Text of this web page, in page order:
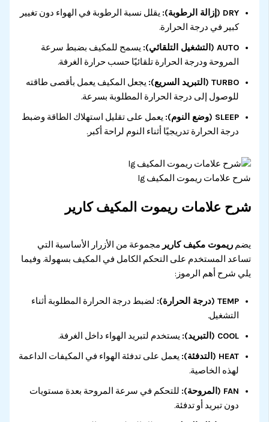
DRY (إزالة الرطوبة):
يقلل نسبة الرطوبة في الهواء دون تغيير
كبير في درجة الحرارة.
AUTO (التشغيل التلقائي):
يسمح للمكيف بضبط سرعة
المروحة ودرجة الحرارة تلقائيًا حسب حرارة الغرفة.
TURBO (التبريد السريع):
يجعل المكيف يعمل بأقصى طاقته
للوصول إلى درجة الحرارة المطلوبة بسرعة.
SLEEP (وضع النوم):
يعمل على تقليل استهلاك الطاقة وضبط
درجة الحرارة تدريجيًا أثناء النوم لراحة أكبر.
شرح علامات ريموت المكيف lg
شرح علامات ريموت المكيف كارير
يضمريموت مكيف كارير مجموعة من الأزرار الأساسية التي
تساعد المستخدم على التحكم الكامل في المكيف بسهولة. وفيما
يلي شرح أهم الرموز:
TEMP (درجة الحرارة):
لضبط درجة الحرارة المطلوبة أثناء
التشغيل.
COOL (التبريد):
يستخدم لتبريد الهواء داخل الغرفة.
HEAT (التدفئة):
يعمل على تدفئة الهواء في المكيفات الداعمة
لهذه الخاصية.
FAN (المروحة):
للتحكم في سرعة المروحة بعدة مستويات
دون تبريد أو تدفئة.